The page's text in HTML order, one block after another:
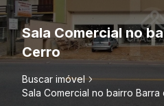
Sala Comercial no
Cerro
Buscar imóvel
Sala Comercial no bairro Barra